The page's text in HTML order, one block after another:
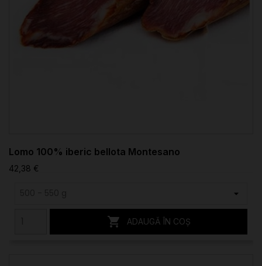
Lomo 100% iberic bellota Montesano
42,38 €
 ADAUGĂ ÎN COȘ